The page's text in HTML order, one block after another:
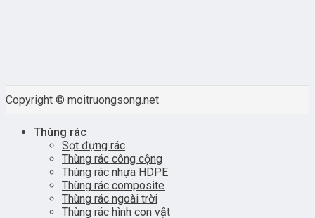
Copyright © moitruongsong.net
Thùng rác
Sọt đựng rác
Thùng rác công cộng
Thùng rác nhựa HDPE
Thùng rác composite
Thùng rác ngoài trời
Thùng rác hình con vật